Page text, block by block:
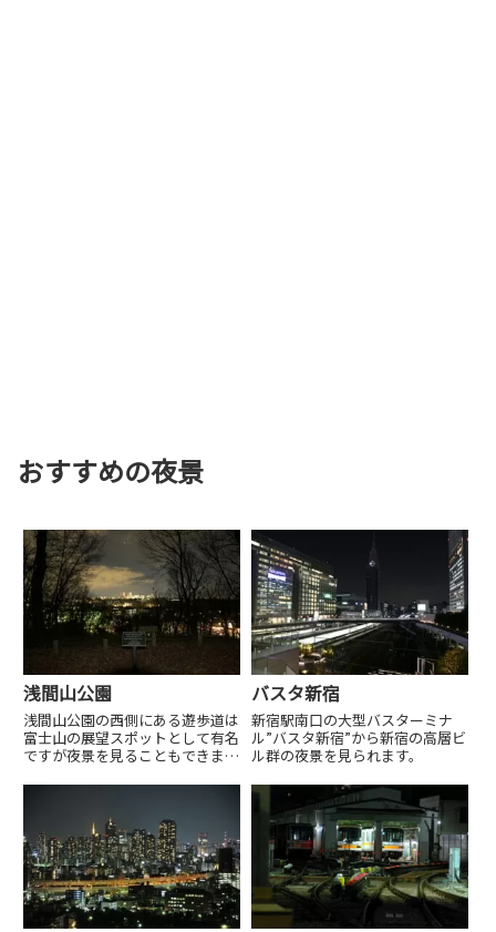
おすすめの夜景
浅間山公園
浅間山公園の西側にある遊歩道は
富士山の展望スポットとして有名
ですが夜景を見ることもできま
があり懐中電灯必須です。新小金
ろにコインパーキング...
バスタ新宿
新宿駅南口の大型バスターミナ
ル”バスタ新宿”から新宿の高層ビ
ル群の夜景を見られます。